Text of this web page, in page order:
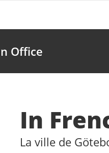
Office
In
La ville de